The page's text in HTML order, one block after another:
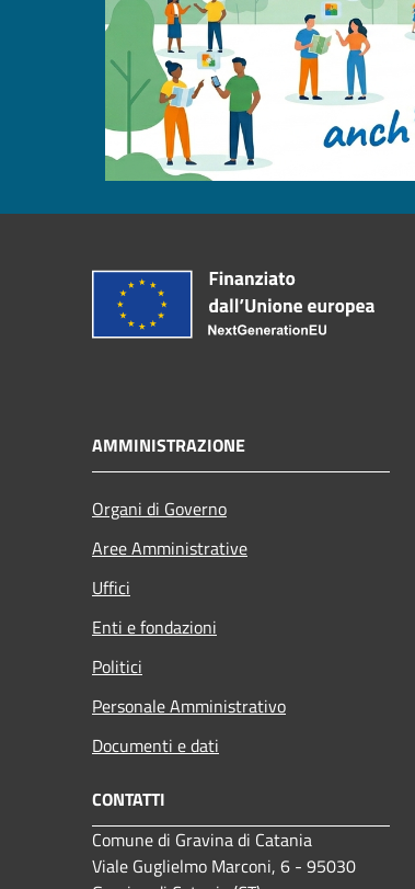
AMMINISTRAZIONE
Organi di Governo
Aree Amministrative
Uffici
Enti e fondazioni
Politici
Personale Amministrativo
Documenti e dati
CONTATTI
Comune di Gravina di Catania
Viale Guglielmo Marconi, 6 - 95030